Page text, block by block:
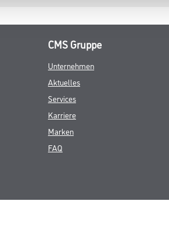
CMS Gruppe
Unternehmen
Aktuelles
Services
Karriere
Marken
FAQ